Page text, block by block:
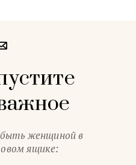
быть женщиной в
ящике: